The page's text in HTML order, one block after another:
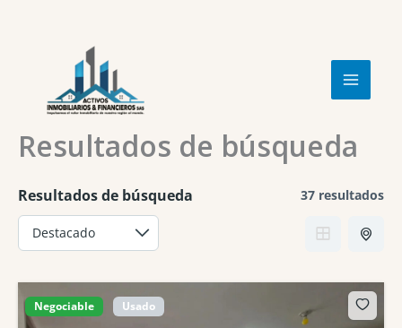
Resultados de búsqueda
Resultados de búsqueda 37 resultados
Negociable Usado